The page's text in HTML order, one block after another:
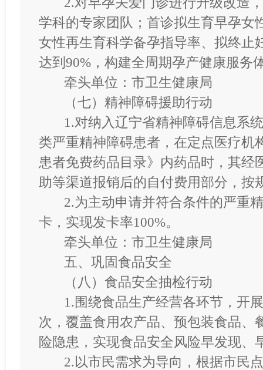
学科的专家团队；首诊拟生育早孕女
女性再生育科学备孕指导率、拟终止
达到 90%，构建全周期孕产健康服务
牵头单位：市卫生健康局
（七）精神障碍援助行动
1.对纳入辽宁省精神障碍信息系
类严重精神障碍患者，在定点医疗机
患者免费药品目录》内药品时，其经
助等渠道报销后的自付费用部分，按
2.为主动申请并符合条件的严重
卡，实现发卡率100%。
牵头单位：市卫生健康局
五、巩固食品安全
（八）食品安全抽检行动
1.围绕食品生产经营各环节，开
次，覆盖食用农产品、预包装食品、
险隐患，实现食品安全风险早发现、
2.以市民需求为导向，根据市民